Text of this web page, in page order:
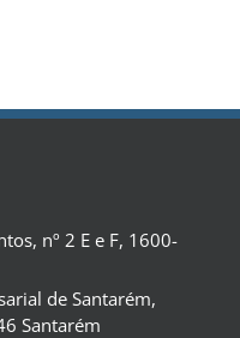
nº 2 E e F, 1600-
de Santarém,
Santarém